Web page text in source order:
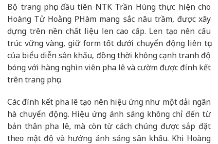
Bộ trang phục đầu tiên NTK Trần Hùng thực hiện cho
Hoàng Tử Hoằng PHàm mang sắc nâu trầm, được xây
dựng trên nền chất liệu len cao cấp. Len tạo nên cấu
trúc vững vàng, giữ form tốt dưới chuyển động liên tục
của biểu diễn sân khấu, đồng thời không cạnh tranh độ
bóng với hàng nghìn viên pha lê và cườm được đính kết
trên trang phục.
Các đính kết pha lê tạo nên hiệu ứng như một dải ngân
hà chuyển động. Hiệu ứng ánh sáng không chỉ đến từ
bản thân pha lê, mà còn từ cách chúng được sắp đặt
theo mật độ và hướng ánh sáng sân khấu. Khi Hoàng